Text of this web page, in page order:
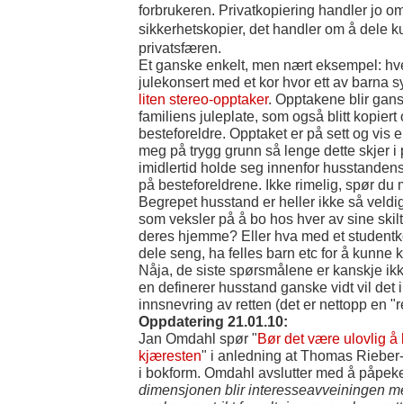
forbrukeren. Privatkopiering handler jo
sikkerhetskopier, det handler om å dele
privatsfæren.
Et ganske enkelt, men nært eksempel:
julekonsert med et kor hvor ett av barna
liten stereo-opptaker. Opptakene blir
familiens juleplate, som også blitt kopiert
besteforeldre. Opptaket er på sett og vis
meg på trygg grunn så lenge dette skjer i
imidlertid holde seg innenfor
på besteforeldrene. Ikke rimelig, spør du
Begrepet husstand er heller ikke så
som veksler på å bo hos hver av sine
deres hjemme? Eller hva med et
dele seng, ha felles barn etc for å kunne
Nåja, de siste spørsmålene er kanskje
en definerer husstand ganske vidt vil
innsnevring av retten (det er nettopp en
Oppdatering 21.01.10:
Jan Omdahl spør "Bør det være ulovlig å
kjæresten" i anledning at Thomas
i bokform. Omdahl avslutter med å
dimensjonen blir interesseavveiningen